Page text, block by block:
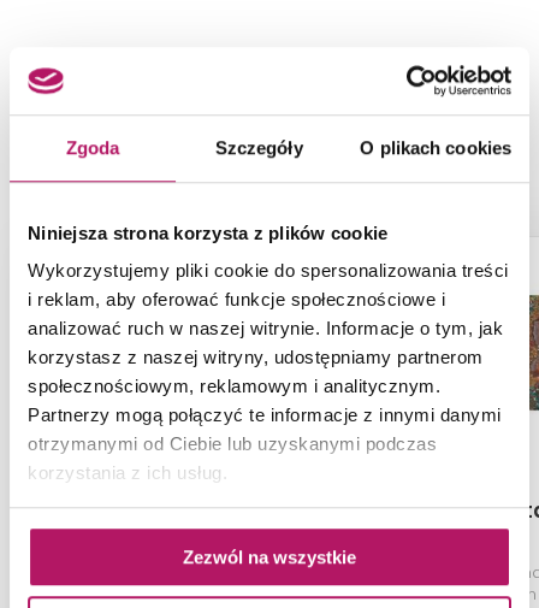
Zgoda Szczegóły O plikach cookies
Niniejsza strona korzysta z plików cookie
Wykorzystujemy pliki cookie do spersonalizowania treści
i reklam, aby oferować funkcje społecznościowe i
analizować ruch w naszej witrynie. Informacje o tym, jak
korzystasz z naszej witryny, udostępniamy partnerom
społecznościowym, reklamowym i analitycznym.
Partnerzy mogą połączyć te informacje z innymi danymi
otrzymanymi od Ciebie lub uzyskanymi podczas
korzystania z ich usług.
Zezwól na wszystkie
i na zewnątrz
DANE TECHNICZNE
NASZE PROPOZYCJE ZAMIAST
PRODUKTU NOWA GALA NEUTRO
NU 12
ZAMÓW PRÓBKĘ
Domino Vanilla Black
STR
szkliwiony mat, 59,8x119,8 cm
Azario
Płytka
cm